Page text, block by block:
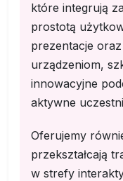
które integrują
prostotą
prezentacje
urządzeniom,
innowacyjne
aktywne
Oferujemy
przekształcają
w strefy